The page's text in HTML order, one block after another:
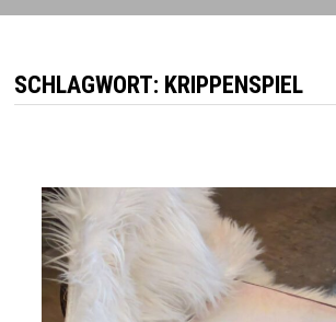
SCHLAGWORT: KRIPPENSPIEL